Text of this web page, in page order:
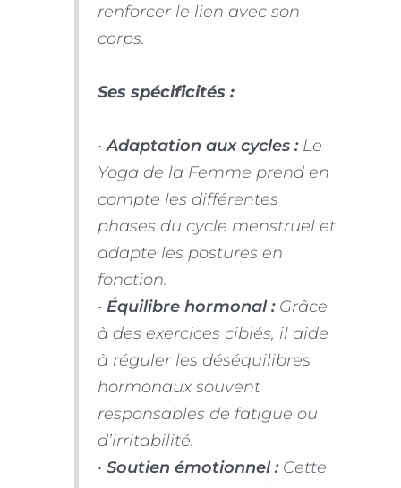
renforcer le lien avec son
corps.
Ses spécificités :
• Adaptation aux cycles :Le
Yoga de la Femme prend en
compte les différentes
phases du cycle menstruel et
adapte les postures en
fonction.
• Équilibre hormonal :Grâce
à des exercices ciblés, il aide
à réguler les déséquilibres
hormonaux souvent
responsables de fatigue ou
d’irritabilité.
• Soutien émotionnel :Cette